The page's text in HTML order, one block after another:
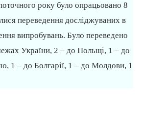
року було опрацьовано 8
переведення досліджуваних в
випробувань. Було переведено
України, 2 – до Польщі, 1 – до
1 – до Болгарії, 1 – до Молдови, 1